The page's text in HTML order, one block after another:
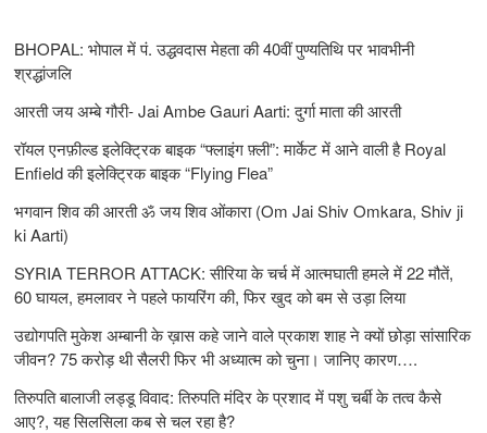
BHOPAL: भोपाल में पं. उद्धवदास मेहता की 40वीं पुण्यतिथि पर भावभीनी
श्रद्धांजलि
आरती जय अम्बे गौरी- Jai Ambe Gauri Aarti: दुर्गा माता की आरती
रॉयल एनफ़ील्ड इलेक्ट्रिक बाइक “फ्लाइंग फ़्ली”: मार्केट में आने वाली है Royal
Enfield की इलेक्ट्रिक बाइक “Flying Flea”
भगवान शिव की आरती ॐ जय शिव ओंकारा (Om Jai Shiv Omkara, Shiv ji
ki Aarti)
SYRIA TERROR ATTACK: सीरिया के चर्च में आत्मघाती हमले में 22 मौतें,
60 घायल, हमलावर ने पहले फायरिंग की, फिर खुद को बम से उड़ा लिया
उद्योगपति मुकेश अम्बानी के ख़ास कहे जाने वाले प्रकाश शाह ने क्यों छोड़ा सांसारिक
जीवन? 75 करोड़ थी सैलरी फिर भी अध्यात्म को चुना। जानिए कारण….
तिरुपति बालाजी लड्डू विवाद: तिरुपति मंदिर के प्रशाद में पशु चर्बी के तत्‍व कैसे
आए?, यह सिलसिला कब से चल रहा है?